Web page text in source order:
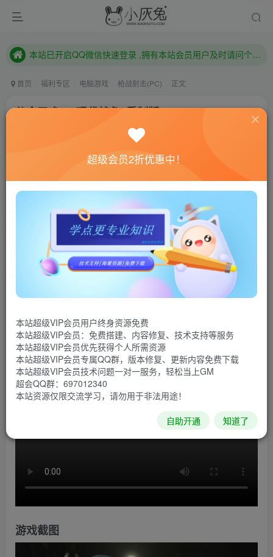
本站已开启QQ微信快速登录 ,拥有本站会员用户及时请问个人中心绑定！
本站已开启QQ微信快速登录 ,拥有本站会员用户及时请问个人中心绑定！
首页 福利专区 电脑游戏 枪战射击(PC) 正文
使命召唤6：现代战争2重制版/Call Of Duty：
Modern Warfare 2 Campa
1 481 140
联网教程： 内附教程
单机教程： 内附教程
不懂的话联系客服！！！
游戏介绍
《使命召唤：现代战争2》战役重制版由Beeox工作室制
作。本次重制版没有多人模式和特殊行动，玩家们将通过
战役故事之一。肥皂、幽灵、普莱斯等众多玩家熟悉的角色
回归。
游戏视频
游戏截图
超级会员2折优惠中！
本站超级VIP会员用户终身资源免费
本站超级VIP会员：免费搭建、内容修复、技术支持等服务
本站超级VIP会员优先获得个人所需资源
本站超级VIP会员专属QQ群，版本修复、更新内容免费下载
本站超级VIP会员技术问题一对一服务，轻松当上GM
超会QQ群：697012340
本站资源仅限交流学习，请勿用于非法用途！
自助开通 知道了